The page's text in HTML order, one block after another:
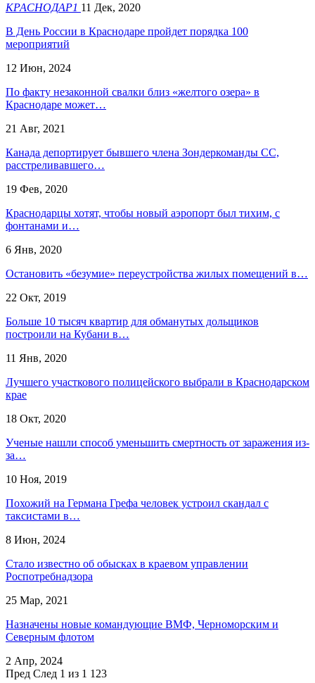
КРАСНОДАР1 11 Дек, 2020
В День России в Краснодаре пройдет порядка 100
мероприятий
12 Июн, 2024
По факту незаконной свалки близ «желтого озера» в
Краснодаре может…
21 Авг, 2021
Канада депортирует бывшего члена Зондеркоманды СС,
расстреливавшего…
19 Фев, 2020
Краснодарцы хотят, чтобы новый аэропорт был тихим, с
фонтанами и…
6 Янв, 2020
Остановить «безумие» переустройства жилых помещений в…
22 Окт, 2019
Больше 10 тысяч квартир для обманутых дольщиков
построили на Кубани в…
11 Янв, 2020
Лучшего участкового полицейского выбрали в Краснодарском
крае
18 Окт, 2020
Ученые нашли способ уменьшить смертность от заражения из-
за…
10 Ноя, 2019
Похожий на Германа Грефа человек устроил скандал с
таксистами в…
8 Июн, 2024
Стало известно об обысках в краевом управлении
Роспотребнадзора
25 Мар, 2021
Назначены новые командующие ВМФ, Черноморским и
Северным флотом
2 Апр, 2024
Пред След 1 из 1 123